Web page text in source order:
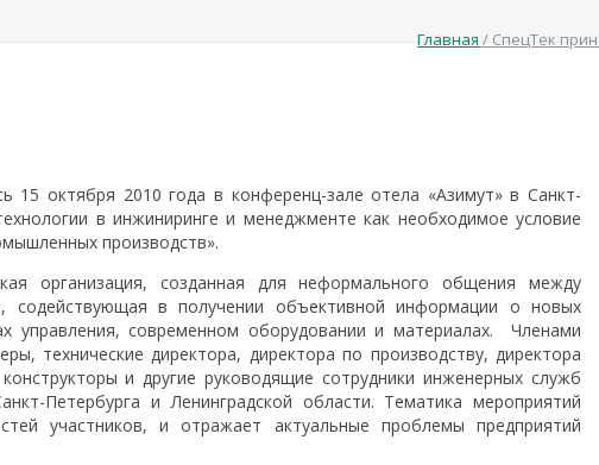
Главная/СпецТек
15 октября 2010 года в конференц-зале отела «Азимут» в Санкт-
в инжиниринге и менеджменте как необходимое условие
производств».
организация, созданная для неформального общения между
содействующая в получении объективной информации о новых
управления, современном оборудовании и материалах. Членами
технические директора, директора по производству, директора
и другие руководящие сотрудники инженерных служб
Петербурга и Ленинградской области. Тематика мероприятий
участников, и отражает актуальные проблемы предприятий